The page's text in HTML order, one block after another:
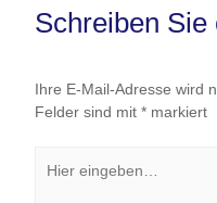
Schreiben
Ihre E-Mail-Adresse wird
Felder sind mit *markiert
eingeben…